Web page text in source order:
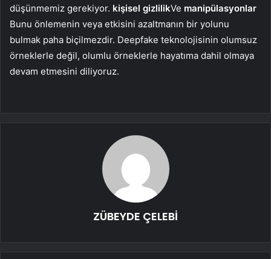
düşünmemiz gerekiyor. kişisel gizlilikVe manipülasyonlar
Bunu önlemenin veya etkisini azaltmanın bir yolunu
bulmak paha biçilmezdir. Deepfake teknolojisinin olumsuz
örneklerle değil, olumlu örneklerle hayatıma dahil olmaya
devam etmesini diliyoruz.
ZÜBEYDE ÇELEBİ